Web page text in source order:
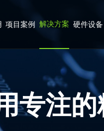
项目案例 解决方案 硬件设备
专注的